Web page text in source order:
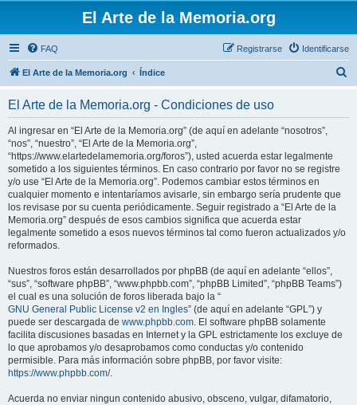
El Arte de la Memoria.org
FAQ Identificarse
Registrarse
El Arte de la Memoria.org Índice
El Arte de la Memoria.org - Condiciones de uso
Al ingresar en “El Arte de la Memoria.org” (de aquí en adelante “nosotros”,
“nos”, “nuestro”, “El Arte de la Memoria.org”,
“https://www.elartedelamemoria.org/foros”), usted acuerda estar legalmente
sometido a los siguientes términos. En caso contrario por favor no se registre
y/o use “El Arte de la Memoria.org”. Podemos cambiar estos términos en
cualquier momento e intentaríamos avisarle, sin embargo sería prudente que
los revisase por su cuenta periódicamente. Seguir registrado a “El Arte de la
Memoria.org” después de esos cambios significa que acuerda estar
legalmente sometido a esos nuevos términos tal como fueron actualizados y/o
reformados.
Nuestros foros están desarrollados por phpBB (de aquí en adelante “ellos”,
“sus”, “software phpBB”, “www.phpbb.com”, “phpBB Limited”, “phpBB Teams”)
el cual es una solución de foros liberada bajo la “
GNU General Public License v2 en Ingles” (de aquí en adelante “GPL”) y
puede ser descargada de www.phpbb.com. El software phpBB solamente
facilita discusiones basadas en Internet y la GPL estrictamente los excluye de
lo que aprobamos y/o desaprobamos como conductas y/o contenido
permisible. Para más información sobre phpBB, por favor visite:
https://www.phpbb.com/.
Acuerda no enviar ningun contenido abusivo, obsceno, vulgar, difamatorio,